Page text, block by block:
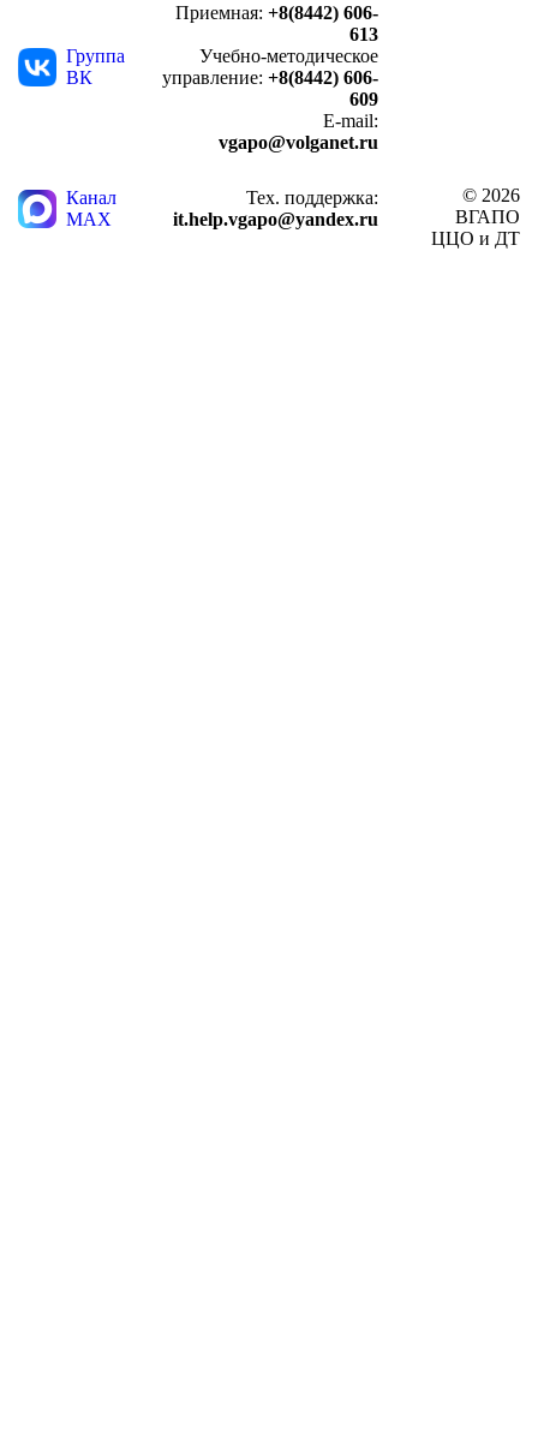
Группа
ВК
Приемная: +8(8442) 606-
613
Учебно-методическое
управление: +8(8442) 606-
609
E-mail:
vgapo@volganet.ru
Канал
MAX
Тех. поддержка:
it.help.vgapo@yandex.ru
© 2026
ВГАПО
ЦЦО и ДТ